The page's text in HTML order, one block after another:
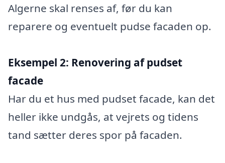
Algerne skal renses af, før du kan
reparere og eventuelt pudse facaden op.
Eksempel 2: Renovering af pudset
facade
Har du et hus med pudset facade, kan det
heller ikke undgås, at vejrets og tidens
tand sætter deres spor på facaden.